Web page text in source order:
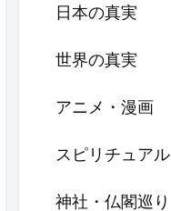
日本の真実
世界の真実
アニメ・漫画
スピリチュアル
神社・仏閣巡り